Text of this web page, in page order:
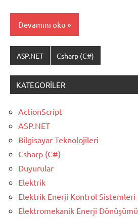
Devamını oku
ASP.NET Csharp (C#)
KATEGORILER
ActionScript
ASP.NET
Bilgisayar Teknolojileri
Csharp (C#)
Duyurular
Elektrik
Elektrik Enerji Kontrol Sistemleri
Elektromekanik Enerji Dönüşümü